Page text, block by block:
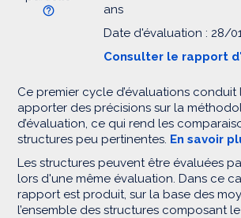
ans
Date d'évaluation : 28/
Consulter le rapport
Ce premier cycle d’évaluations conduit
apporter des précisions sur la
d’évaluation, ce qui rend les
structures peu pertinentes. En savoir
Les structures peuvent être évaluées
lors d'une même évaluation. Dans ce
rapport est produit, sur la base des
l’ensemble des structures composant